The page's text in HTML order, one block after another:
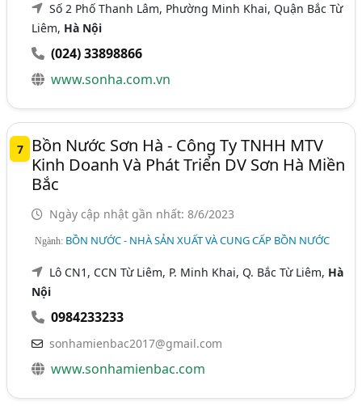
Số 2 Phố Thanh Lâm, Phường Minh Khai, Quận Bắc Từ
Liêm, Hà Nội
(024) 33898866
www.sonha.com.vn
7
Bồn Nước Sơn Hà - Công Ty TNHH MTV
Kinh Doanh Và Phát Triển DV Sơn Hà Miền
Bắc
Ngày cập nhật gần nhất: 8/6/2023
Ngành: BỒN NƯỚC - NHÀ SẢN XUẤT VÀ CUNG CẤP BỒN NƯỚC
Lô CN1, CCN Từ Liêm, P. Minh Khai, Q. Bắc Từ Liêm, Hà
Nội
0984233233
sonhamienbac2017@gmail.com
www.sonhamienbac.com